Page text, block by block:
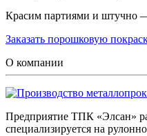
Красим партиями и штучно
Заказать порошковую
О компании
Предприятие ТПК «Элсан»
специализируется на